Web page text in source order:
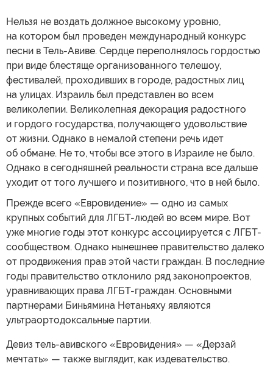
Нельзя не воздать должное высокому уровню,
на котором был проведен международный конкурс
песни в Тель-Авиве. Сердце переполнялось гордостью
при виде блестяще организованного телешоу,
фестивалей, проходивших в городе, радостных лиц
на улицах. Израиль был представлен во всем
великолепии. Великолепная декорация радостного
и гордого государства, получающего удовольствие
от жизни. Однако в немалой степени речь идет
об обмане. Не то, чтобы все этого в Израиле не было.
Однако в сегодняшней реальности страна все дальше
уходит от того лучшего и позитивного, что в ней было.
Прежде всего «Евровидение» — одно из самых
крупных событий для ЛГБТ-людей во всем мире. Вот
уже многие годы этот конкурс ассоциируется с ЛГБТ-
сообществом. Однако нынешнее правительство далеко
от продвижения прав этой части граждан. В последние
годы правительство отклонило ряд законопроектов,
уравнивающих права ЛГБТ-граждан. Основными
партнерами Биньямина Нетаньяху являются
ультраортодоксальные партии.
Девиз тель-авивского «Евровидения» — «Дерзай
мечтать» — также выглядит, как издевательство.